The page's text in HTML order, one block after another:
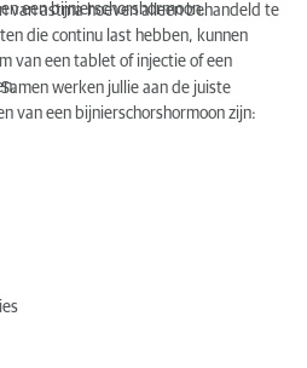
een bijnierschorshormoon.
van astma hoeven alleen behandeld te
die continu last hebben, kunnen
van een tablet of injectie of een
werken jullie aan de juiste
van een bijnierschorshormoon zijn: